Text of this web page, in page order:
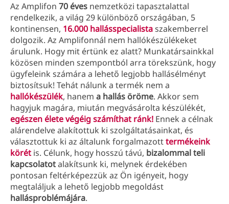
Az Amplifon 70 éves nemzetközi tapasztalattal
rendelkezik, a világ 29 különböző országában, 5
kontinensen, 16.000 hallásspecialistaszakemberrel
dolgozik. Az Amplifonnál nem hallókészülékeket
árulunk. Hogy mit értünk ez alatt? Munkatársainkkal
közösen minden szempontból arra törekszünk, hogy
ügyfeleink számára a lehető legjobb hallásélményt
biztosítsuk! Tehát nálunk a termék nem a
hallókészülék, hanem a hallás öröme. Akkor sem
hagyjuk magára, miután megvásárolta készülékét,
egészen élete végéig számíthat ránk! Ennek a célnak
alárendelve alakítottuk ki szolgáltatásainkat, és
választottuk ki az általunk forgalmazotttermékeink
körét is. Célunk, hogy hosszú távú, bizalommal teli
kapcsolatotalakítsunk ki, melynek érdekében
pontosan feltérképezzük az Ön igényeit, hogy
megtaláljuk a lehető legjobb megoldást
hallásproblémájára.